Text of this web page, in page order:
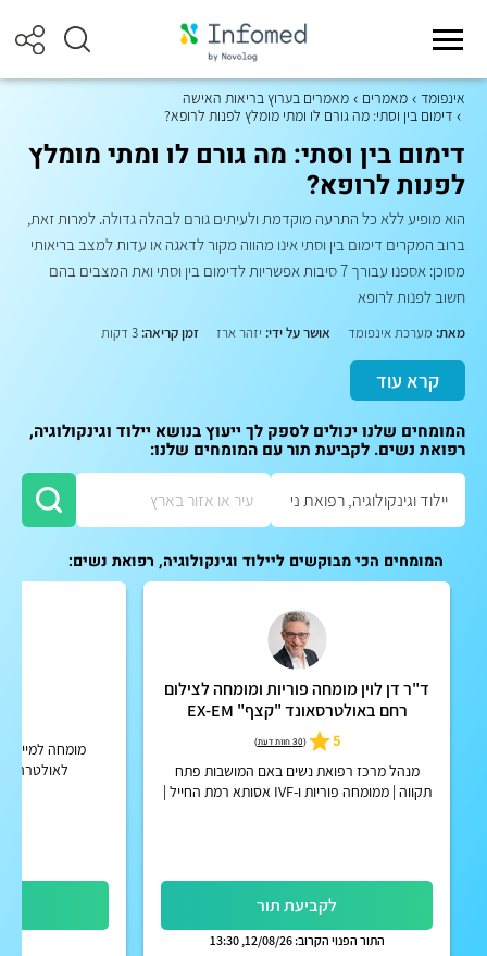
אינפומד מאמרים
מאמרים בערוץ בריאות האישה
דימום בין וסתי: מה גורם לו ומתי מומלץ לפנות לרופא?
דימום בין וסתי: מה גורם לו ומתי מומלץ
לפנות לרופא?
הוא מופיע ללא כל התרעה מוקדמת ולעיתים גורם לבהלה גדולה. למרות זאת,
ברוב המקרים דימום בין וסתי אינו מהווה מקור לדאגה או עדות למצב בריאותי
מסוכן: אספנו עבורך 7 סיבות אפשריות לדימום בין וסתי ואת המצבים בהם
חשוב לפנות לרופא
מאת: מערכת אינפומד אושר על ידי: יזהר ארז זמן קריאה:
קרא עוד
המומחים שלנו יכולים לספק לך ייעוץ בנושא יילוד וגינקולוגיה,
רפואת נשים. לקביעת תור עם המומחים שלנו:
המומחים הכי מבוקשים ליילוד וגינקולוגיה, רפואת נשים:
ד"ר דן לוין מומחה פוריות ומומחה לצילום
רחם באולטרסאונד "קצף" EX-EM
5
(30 חוות דעת )
מנהל מרכז רפואת נשים באם המושבות פתח
תקווה | ממומחה פוריות ו-IVF אסותא רמת החייל |
לקביעת תור
התור הפנוי הקרוב: 12/08/26, 13:30
מומחה
לאולטרה